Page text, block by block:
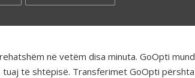
në vetëm disa minuta. GoOpti
të shtëpisë. Transferimet GoOpti